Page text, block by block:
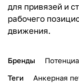
для привязей и
рабочего
движения.
Бренды
Теги
Анкерная